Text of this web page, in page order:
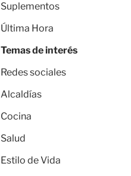
Suplementos
Última Hora
Temas de interés
Redes sociales
Alcaldías
Cocina
Salud
Estilo de Vida